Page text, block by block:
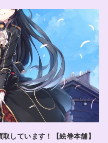
しています！【絵巻本舗】